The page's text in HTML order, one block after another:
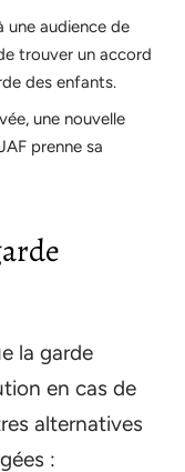
une audience de
trouver un accord
des enfants.
une nouvelle
prenne sa
la garde
en cas de
alternatives
: